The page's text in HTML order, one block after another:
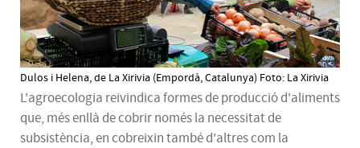
Dulos i Helena, de La Xirivia (Empordà, Catalunya) Foto: La Xirivia
L'agroecologia reivindica formes de producció d'aliments
que, més enllà de cobrir només la necessitat de
subsistència, en cobreixin també d'altres com la